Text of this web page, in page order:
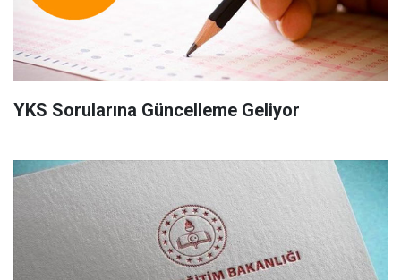
YKS Sorularına Güncelleme Geliyor